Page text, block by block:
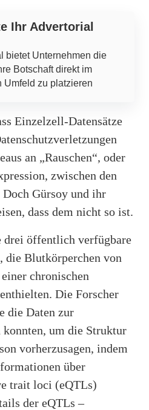
Ihr Advertorial
bietet Unternehmen die
Botschaft direkt im
Umfeld zu platzieren
Einzelzell-Datensätze
an „Rauschen“, oder
zwischen den
Gürsoy und ihr
dass dem nicht so ist.
drei öffentlich verfügbare
die Blutkörperchen von
chronischen
Die Forscher
die Daten zur
konnten, um die Struktur
vorherzusagen, indem
über
trait loci (eQTLs)
der eQTLs –